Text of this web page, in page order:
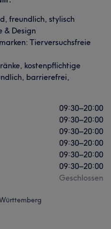
freundlich, stylisch
& Design
Tierversuchsfreie
kostenpflichtige
barrierefrei,
09:30–20:00
09:30–20:00
09:30–20:00
09:30–20:00
09:30–20:00
09:30–20:00
Geschlossen